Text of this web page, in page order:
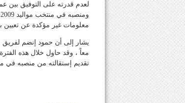
لعدم قدرته على التوفيق بين
معلومات غير مؤكدة عن تعيين
يشار إلى أن حمود إنضم لفريق
معاً ، وقد حاول خلال هذه
تقديم إستقالته من منصبه في